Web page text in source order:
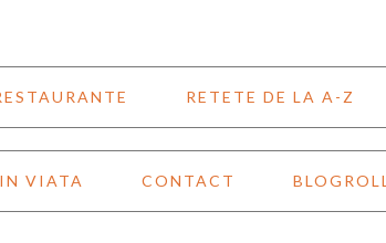
RETETE DE LA A-Z
VIATA CONTACT BLOGROLL